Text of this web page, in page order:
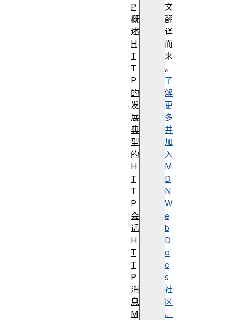
文
翻
译
而
来
。
了
解
更
多
并
加
入
M
D
N
W
e
b
D
o
c
s
社
区
。
P
概
述
H
T
T
P
的
发
展
典
型
的
H
T
T
P
会
话
H
T
T
P
消
息
M